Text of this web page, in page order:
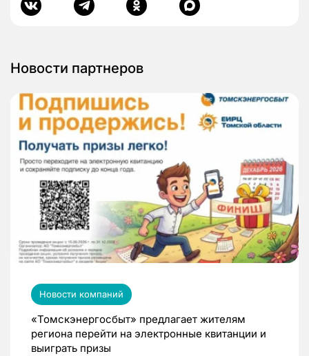
Новости партнеров
Новости компаний
«Томскэнергосбыт» предлагает жителям
региона перейти на электронные квитанции и
выиграть призы